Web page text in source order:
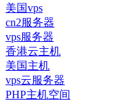
美国vps
cn2服务器
vps服务器
香港云主机
美国主机
vps云服务器
PHP主机空间